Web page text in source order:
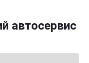
автосервис